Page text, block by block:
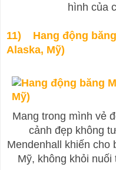
hình của
11) Hang động
Alaska, Mỹ)
Mang trong mình vẻ
cảnh đẹp không
Mendenhall khiến cho
Mỹ, không khỏi